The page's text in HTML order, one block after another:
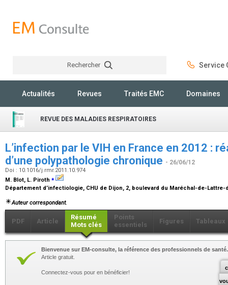
Rechercher Service
Actualités Revues Traités EMC Domaines
REVUE DES MALADIES RESPIRATOIRES
L’infection par le VIH en France en 2012 :
d’une polypathologie chronique - 26/06/12
Doi : 10.1016/j.rmr.2011.10.974
M. Blot, L. Piroth ⁎
Département d’infectiologie, CHU de Dijon, 2, boulevard du Maréchal-de-
Auteur correspondant.
PDF Article
Résumé
Mots clés
Points
essentiels
Figures Tableaux
Bienvenue sur EM-consulte, la référence des professionnels de santé.
Article gratuit.
Connectez-vous pour en bénéficier!